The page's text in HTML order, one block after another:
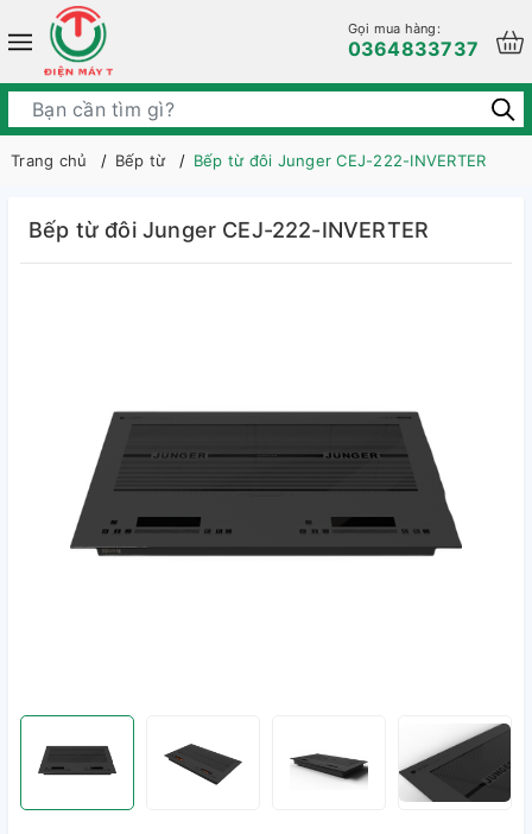
Gọi mua hàng:
0364833737
Trang chủ Bếp từ Bếp từ đôi Junger CEJ-222-INVERTER
Bếp từ đôi Junger CEJ-222-INVERTER